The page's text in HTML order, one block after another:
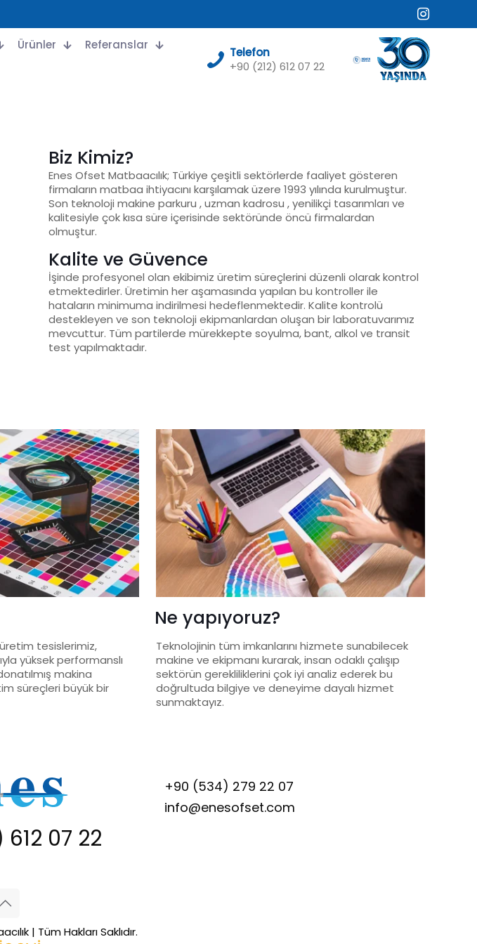
Ürünler
Referanslar
Telefon
+90 (212) 612 07 22
Biz Kimiz?
Enes Ofset Matbaacılık; Türkiye çeşitli sektörlerde faaliyet gösteren
firmaların matbaa ihtiyacını karşılamak üzere 1993 yılında kurulmuştur.
Son teknoloji makine parkuru , uzman kadrosu , yenilikçi tasarımları ve
kalitesiyle çok kısa süre içerisinde sektöründe öncü firmalardan
olmuştur.
Kalite ve Güvence
İşinde profesyonel olan ekibimiz üretim süreçlerini düzenli olarak kontrol
etmektedirler. Üretimin her aşamasında yapılan bu kontroller ile
hataların minimuma indirilmesi hedeflenmektedir. Kalite kontrolü
destekleyen ve son teknoloji ekipmanlardan oluşan bir laboratuvarımız
mevcuttur. Tüm partilerde mürekkepte soyulma, bant, alkol ve transit
test yapılmaktadır.
tesislerimiz,
yüksek performanslı
makina
süreçleri büyük bir
Ne yapıyoruz?
Teknolojinin tüm imkanlarını hizmete sunabilecek
makine ve ekipmanı kurarak, insan odaklı çalışıp
sektörün gerekliliklerini çok iyi analiz ederek bu
doğrultuda bilgiye ve deneyime dayalı hizmet
sunmaktayız.
07 22
+90 (534) 279 22 07
info@enesofset.com
| Tüm Hakları Saklıdır.